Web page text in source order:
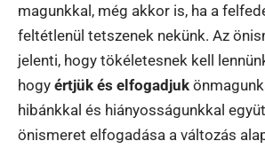
magunkkal, még akkor is, ha a
feltétlenül tetszenek nekünk. Az
jelenti, hogy tökéletesnek kell
hogy értjük és elfogadjuk
hibánkkal és hiányosságunkkal
önismeret elfogadása a változás